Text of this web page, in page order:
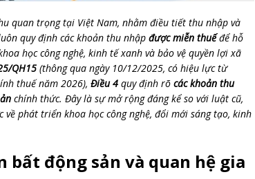
quan trọng tại Việt Nam, nhằm điều tiết thu nhập và
quy định các khoản thu nhập được miễn thuếđể hỗ
học công nghệ, kinh tế xanh và bảo vệ quyền lợi xã
QH15 (thông qua ngày 10/12/2025, có hiệu lực từ
thuế năm 2026), Điều 4 quy định rõ các khoản thu
chính thức. Đây là sự mở rộng đáng kể so với luật cũ,
phát triển khoa học công nghệ, đổi mới sáng tạo, kinh
bất động sản và quan hệ gia